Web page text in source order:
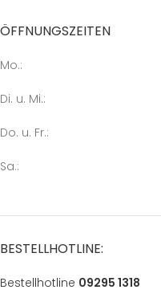
ÖFFNUNGSZEITEN
Mo.:
Di. u. Mi.:
Do. u. Fr.:
Sa.:
BESTELLHOTLINE:
Bestellhotline 09295 1318